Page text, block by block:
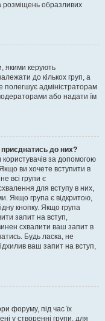
розміщень образливих
якими керують
до кількох груп, а
полегшує адміністраторам
або надати їм
приєднатись до них?
за допомогою
ви хочете вступити в
всі групи є
для вступу в них,
Якщо група є відкритою,
кнопку. Якщо група
запит на вступ,
схвалити ваш запит в
Будь ласка, не
ваш запит на вступ,
форуму, під час їх
у створенні групи, для